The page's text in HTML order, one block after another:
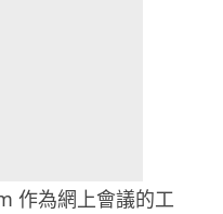
作為網上會議的工